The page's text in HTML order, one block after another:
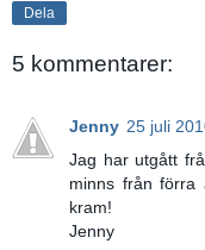
Dela
5 kommentarer:
Jenny 25 juli
Jag har utgått
minns från förra
kram!
Jenny